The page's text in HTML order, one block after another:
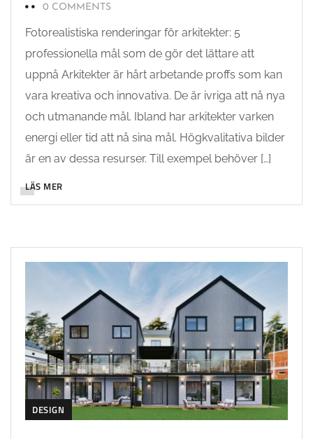
0 COMMENTS
Fotorealistiska renderingar för arkitekter: 5
professionella mål som de gör det lättare att
uppnå Arkitekter är hårt arbetande proffs som kan
vara kreativa och innovativa. De är ivriga att nå nya
och utmanande mål. Ibland har arkitekter varken
energi eller tid att nå sina mål. Högkvalitativa bilder
är en av dessa resurser. Till exempel behöver […]
LÄS MER
DESIGN